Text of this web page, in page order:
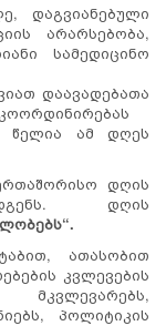
დაგვიანებული
არარსებობა,
სამედიცინო
დაავადებათა
წელია ამ დღეს
დღის
დღის
ათასობით
კვლევების
პოლიტიკის